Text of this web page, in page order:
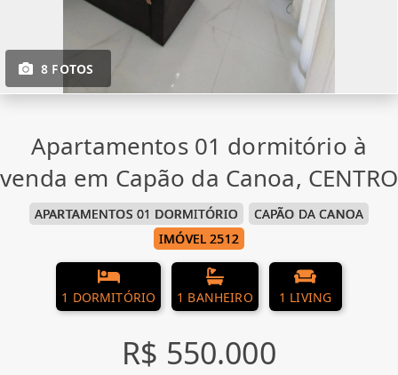
8 FOTOS
Apartamentos 01 dormitório à
venda em Capão da Canoa, CENTRO
APARTAMENTOS 01 DORMITÓRIO
CAPÃO DA CANOA
IMÓVEL 2512
1 DORMITÓRIO 1 BANHEIRO 1 LIVING
R$ 550.000